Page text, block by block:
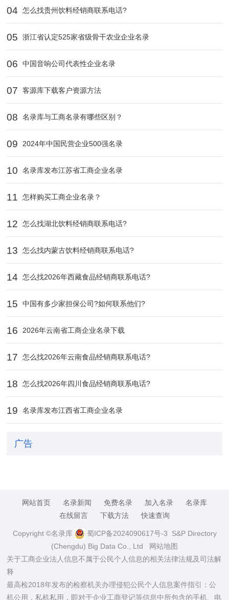
04 怎么找贵州饮料经销商联系电话?
05 浙江省认定525家省级骨干农业企业​名录
06 中国音响公司代表性企业名录
07 客源库下载客户资源方法
08 名录库与工商名录有哪些区别？
09 2024年中国民营企业500强名录
10 名录库发布江苏省工商企业名录
11 怎样购买工商企业名录？
12 怎么找湖北饮料经销商联系电话?
13 怎么找内蒙古饮料经销商联系电话?
14 怎么找2026年西藏食品经销商联系电话?
15 中国有多少家担保公司?如何联系他们?
16 2026年云南省工商企业名录下载
17 怎么找2026年云南食品经销商联系电话?
18 怎么找2026年四川食品经销商联系电话?
19 名录库发布江西省工商企业名录
广告
网站首页 名录新闻 免费名录 加入名录
名录库
在线留言
下载方法 快速查询
Copyright ©名录库 蜀ICP备2024090617号-3 S&P Directory
(Chengdu) Big Data Co., Ltd
网站地图
关于工商企业法人信息不属于公民个人信息的相关法律法规及司法解
释
最高检2018年发布的检察机关办理侵犯公民个人信息案件指引：公
机公用，私机私用，即对于企业工商登记等信息中所包含的手机、电